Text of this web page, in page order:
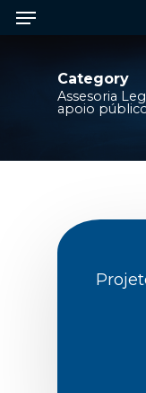
SkipMenu
Category
Assesoria
apoio